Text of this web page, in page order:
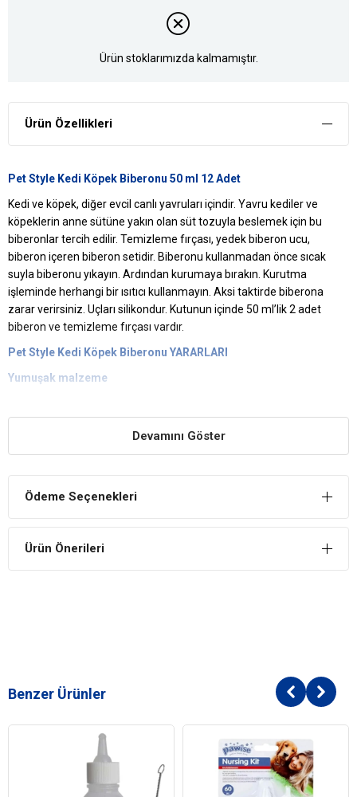
Ürün stoklarımızda kalmamıştır.
Ürün Özellikleri
Pet Style Kedi Köpek Biberonu 50 ml 12 Adet
Kedi ve köpek, diğer evcil canlı yavruları içindir. Yavru kediler ve
köpeklerin anne sütüne yakın olan süt tozuyla beslemek için bu
biberonlar tercih edilir. Temizleme fırçası, yedek biberon ucu,
biberon içeren biberon setidir. Biberonu kullanmadan önce sıcak
suyla biberonu yıkayın. Ardından kurumaya bırakın. Kurutma
işleminde herhangi bir ısıtıcı kullanmayın. Aksi taktirde biberona
zarar verirsiniz. Uçları silikondur. Kutunun içinde 50 ml’lik 2 adet
biberon ve temizleme fırçası vardır.
Pet Style Kedi Köpek Biberonu YARARLARI
Yumuşak malzeme
Devamını Göster
Ödeme Seçenekleri
Ürün Önerileri
Benzer Ürünler